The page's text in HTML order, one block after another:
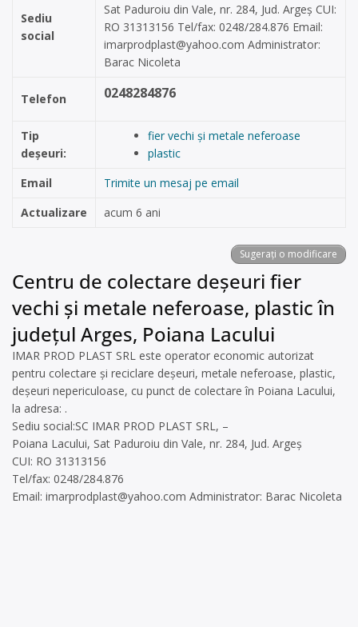
Sediu
social
Sat Paduroiu din Vale, nr. 284, Jud. Argeș CUI:
RO 31313156 Tel/fax: 0248/284.876 Email:
imarprodplast@yahoo.com Administrator:
Barac Nicoleta
Telefon 0248284876
Tip
deșeuri:
fier vechi și metale neferoase
plastic
Email
Trimite un mesaj pe email
Actualizare
acum 6 ani
Sugerați o modificare
Centru de colectare deșeuri fier
vechi și metale neferoase, plastic în
județul Arges, Poiana Lacului
IMAR PROD PLAST SRL este operator economic autorizat
pentru colectare și reciclare deșeuri, metale neferoase, plastic,
deșeuri nepericuloase, cu punct de colectare în Poiana Lacului,
la adresa: .
Sediu social:SC IMAR PROD PLAST SRL, –
Poiana Lacului, Sat Paduroiu din Vale, nr. 284, Jud. Argeș
CUI: RO 31313156
Tel/fax: 0248/284.876
Email: imarprodplast@yahoo.com Administrator: Barac Nicoleta